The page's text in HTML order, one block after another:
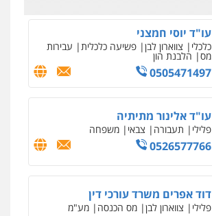
עו"ד יוסי חמצני
כלכלי צווארון לבן פשיעה כלכלית עבירות
מס הלבנת הון
0505471497
עו"ד אלינור מתיתיה
פלילי תעבורה צבאי משפחה
0526577766
דוד אפרים משרד עורכי דין
פלילי צווארון לבן מס הכנסה מע"מ